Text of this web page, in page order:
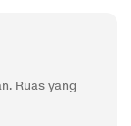
Ruas yang